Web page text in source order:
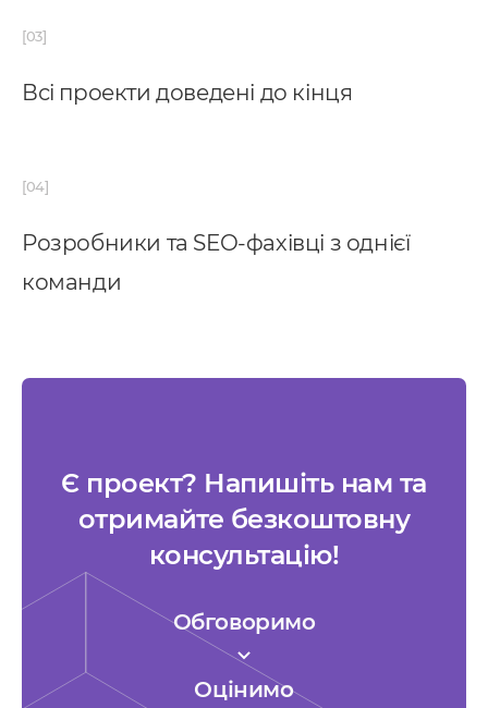
Всі проекти доведені до кінця
Розробники та SEO-фахівці з однієї
команди
Є проект? Напишіть нам та
отримайте безкоштовну
консультацію!
Обговоримо
Оцінимо